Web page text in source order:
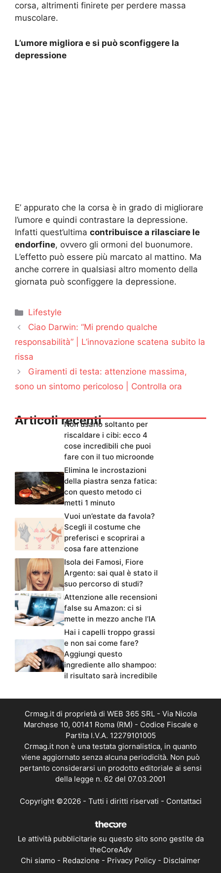
corsa, altrimenti finirete per perdere massa
muscolare.
L’umore migliora e si può sconfiggere la
depressione
E’ appurato che la corsa è in grado di migliorare
l’umore e quindi contrastare la depressione.
Infatti quest’ultima contribuisce a rilasciare le
endorfine, ovvero gli ormoni del buonumore.
L’effetto può essere più marcato al mattino. Ma
anche correre in qualsiasi altro momento della
giornata può sconfiggere la depressione.
Categorie
Lifestyle
Ciao Darwin: “Mi prendo qualche
responsabilità” | L’innovazione scatena subito la
rissa
Giramenti di testa: attenzione massima,
sono un sintomo pericoloso | Controlla ora
Articoli recentiNon usarlo soltanto per
riscaldare i cibi: ecco 4
cose incredibili che puoi
fare con il tuo microonde
Elimina le incrostazioni
della piastra senza fatica:
con questo metodo ci
metti 1 minuto
Vuoi un’estate da favola?
Scegli il costume che
preferisci e scoprirai a
cosa fare attenzione
Isola dei Famosi, Fiore
Argento: sai qual è stato il
suo percorso di studi?
Attenzione alle recensioni
false su Amazon: ci si
mette in mezzo anche l’IA
Hai i capelli troppo grassi
e non sai come fare?
Aggiungi questo
ingrediente allo shampoo:
il risultato sarà incredibile
Crmag.it di proprietà di WEB 365 SRL - Via Nicola
Marchese 10, 00141 Roma (RM) - Codice Fiscale e
Partita I.V.A. 12279101005
Crmag.it non è una testata giornalistica, in quanto
viene aggiornato senza alcuna periodicità. Non può
pertanto considerarsi un prodotto editoriale ai sensi
della legge n. 62 del 07.03.2001
Copyright ©2026 - Tutti i diritti riservati - Contattaci
Le attività pubblicitarie su questo sito sono gestite da
theCoreAdv
Chi siamo - Redazione - Privacy Policy - Disclaimer